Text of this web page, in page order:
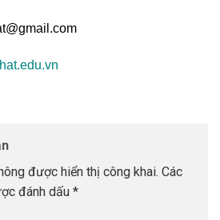
được hiển thị công khai. Các
đánh dấu *